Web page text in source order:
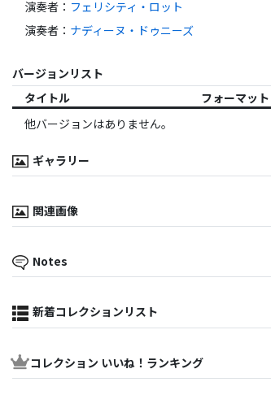
演奏者 ： フェリシティ・ロット
演奏者 ： ナディーヌ・ドゥニーズ
バージョンリスト
タイトル
フォーマット
他バージョンはありません。
ギャラリー
関連画像
Notes
新着コレクションリスト
コレクション いいね！ランキング